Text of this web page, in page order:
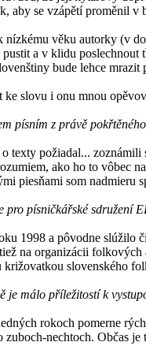
aby se vzápětí proměnil v
věku autorky (v
a v klidu
bude lehce
slovu i onu mnou
písním z právě
texty požiadal...
ako ho to vôbec
piesňami som
písničkářské sdružení
1998 a pôvodne slúžilo
na organizácii
križovatkou slovenského
je málo příležitostí k
rokoch pomerne
nechtoch. Občas